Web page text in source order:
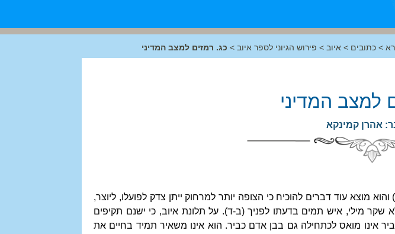
> כתובים > איוב > פירוש הגיוני לספר איוב > כג. רמזים למצב המדיני
למצב המדיני
אהרן קמינקא
מוצא עוד דברים להוכיח כי הצופה יותר למרחוק ייתן צדק לפועלו, ליוצר,
שקר מילי, איש תמים בדעתו לפניך (ב-ד). על תלונת איוב, כי ישנם תקיפים
אינו מואס לכתחילה גם בבן אדם כביר. הוא אינו משאיר תמיד בחיים את